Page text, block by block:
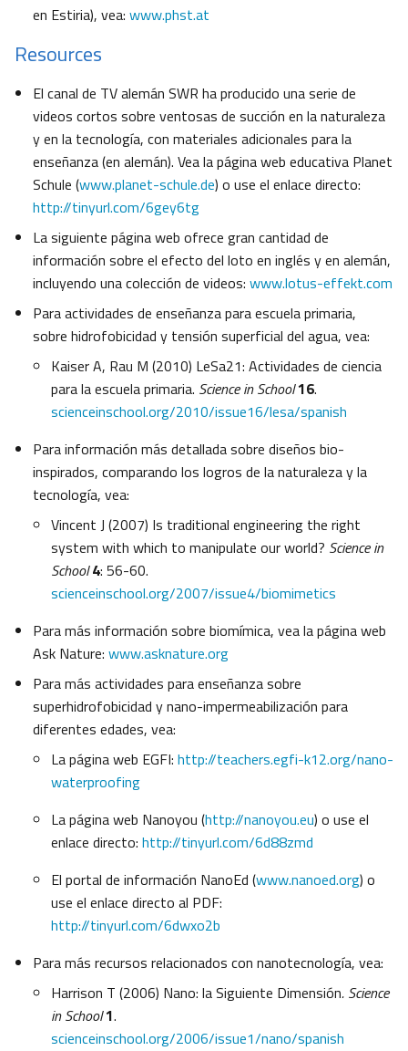
en Estiria), vea: www.phst.at
Resources
El canal de TV alemán SWR ha producido una serie de
videos cortos sobre ventosas de succión en la naturaleza
y en la tecnología, con materiales adicionales para la
enseñanza (en alemán). Vea la página web educativa Planet
Schule (www.planet-schule.de) o use el enlace directo:
http://tinyurl.com/6gey6tg
La siguiente página web ofrece gran cantidad de
información sobre el efecto del loto en inglés y en alemán,
incluyendo una colección de videos: www.lotus-effekt.com
Para actividades de enseñanza para escuela primaria,
sobre hidrofobicidad y tensión superficial del agua, vea:
Kaiser A, Rau M (2010) LeSa21: Actividades de ciencia
para la escuela primaria. Science in School16.
scienceinschool.org/2010/issue16/lesa/spanish
Para información más detallada sobre diseños bio-
inspirados, comparando los logros de la naturaleza y la
tecnología, vea:
Vincent J (2007) Is traditional engineering the right
system with which to manipulate our world? Science in
School 4: 56-60.
scienceinschool.org/2007/issue4/biomimetics
Para más información sobre biomímica, vea la página web
Ask Nature: www.asknature.org
Para más actividades para enseñanza sobre
superhidrofobicidad y nano-impermeabilización para
diferentes edades, vea:
La página web EGFI: http://teachers.egfi-k12.org/nano-
waterproofing
La página web Nanoyou (http://nanoyou.eu) o use el
enlace directo: http://tinyurl.com/6d88zmd
El portal de información NanoEd (www.nanoed.org) o
use el enlace directo al PDF:
http://tinyurl.com/6dwxo2b
Para más recursos relacionados con nanotecnología, vea:
Harrison T (2006) Nano: la Siguiente Dimensión. Science
in School1.
scienceinschool.org/2006/issue1/nano/spanish